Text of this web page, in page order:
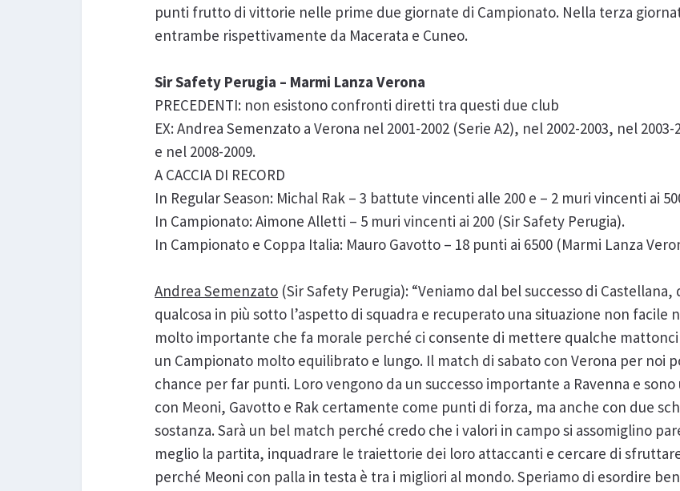
punti frutto di vittorie nelle prime due giornate di Campionato. Nella terza
entrambe rispettivamente da Macerata e Cuneo.
Sir Safety Perugia – Marmi Lanza Verona
PRECEDENTI: non esistono confronti diretti tra questi due club
EX: Andrea Semenzato a Verona nel 2001-2002 (Serie A2), nel 2002-2003, nel 2003-
e nel 2008-2009.
A CACCIA DI RECORD
In Regular Season: Michal Rak – 3 battute vincenti alle 200 e – 2 muri vincenti ai
In Campionato: Aimone Alletti – 5 muri vincenti ai 200 (Sir Safety Perugia).
In Campionato e Coppa Italia: Mauro Gavotto – 18 punti ai 6500 (Marmi Lanza
Andrea Semenzato (Sir Safety Perugia): “Veniamo dal bel successo di
qualcosa in più sotto l’aspetto di squadra e recuperato una situazione non facile
molto importante che fa morale perché ci consente di mettere qualche
un Campionato molto equilibrato e lungo. Il match di sabato con Verona per noi
chance per far punti. Loro vengono da un successo importante a Ravenna e
con Meoni, Gavotto e Rak certamente come punti di forza, ma anche con due
sostanza. Sarà un bel match perché credo che i valori in campo si assomiglino
meglio la partita, inquadrare le traiettorie dei loro attaccanti e cercare di
perché Meoni con palla in testa è tra i migliori al mondo. Speriamo di esordire